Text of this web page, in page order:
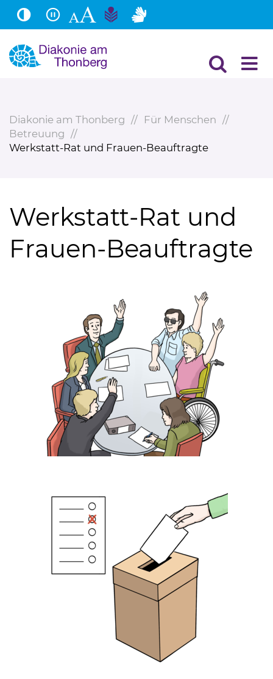
Hauptinhalt
Fußbereich
Diakonie am Thonberg
Für Menschen
Betreuung
Werkstatt-Rat und Frauen-Beauftragte
Werkstatt-Rat und
Frauen-Beauftragte